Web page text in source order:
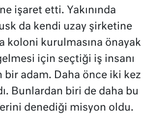
işaret etti. Yakınında
da kendi uzay şirketine
koloni kurulmasına önayak
için seçtiği iş insanı
bir adam. Daha önce iki kez
Bunlardan biri de daha bu
denediği misyon oldu.